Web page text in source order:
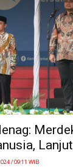
/ 09:11 WIB